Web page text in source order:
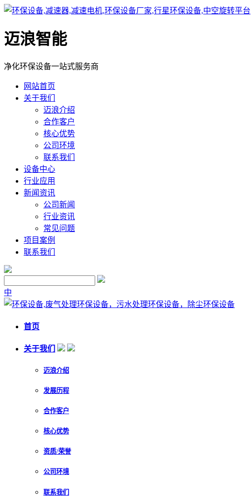
迈浪智能
净化环保设备一站式服务商
网站首页
关于我们
迈浪介绍
合作客户
核心优势
公司环境
联系我们
设备中心
行业应用
新闻资讯
公司新闻
行业资讯
常见问题
项目案例
联系我们
中
首页
关于我们
迈浪介绍
发展历程
合作客户
核心优势
资质/荣誉
公司环境
联系我们